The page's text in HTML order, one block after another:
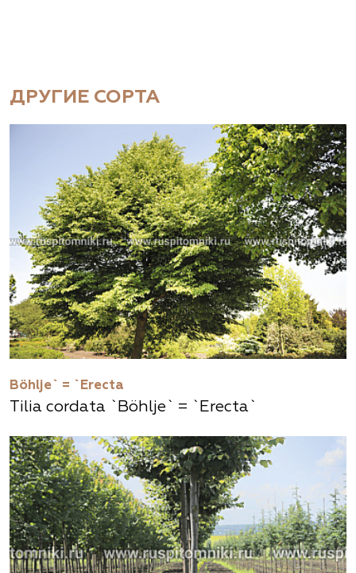
ДРУГИЕ СОРТА
Böhlje` = `Erecta
Tilia cordata `Böhlje` = `Erecta`